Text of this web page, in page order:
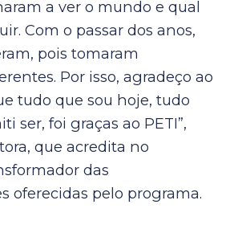
a ver o mundo e qual
Com o passar dos anos,
pois tomaram
Por isso, agradeço ao
tudo que sou hoje, tudo
ser, foi graças ao PETI”,
que acredita no
das
oferecidas pelo programa.